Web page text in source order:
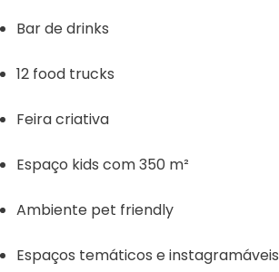
Bar de drinks
12 food trucks
Feira criativa
Espaço kids com 350 m²
Ambiente pet friendly
Espaços temáticos e instagramáveis